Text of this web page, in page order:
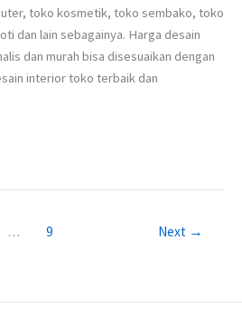
toko kosmetik, toko sembako, toko
dan lain sebagainya. Harga desain
dan murah bisa disesuaikan dengan
interior toko terbaik dan
… 9 Next →